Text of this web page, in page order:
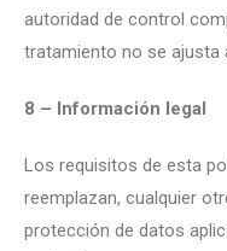
autoridad de control
tratamiento no se ajusta
8 – Información legal
Los requisitos de esta
reemplazan, cualquier
protección de datos